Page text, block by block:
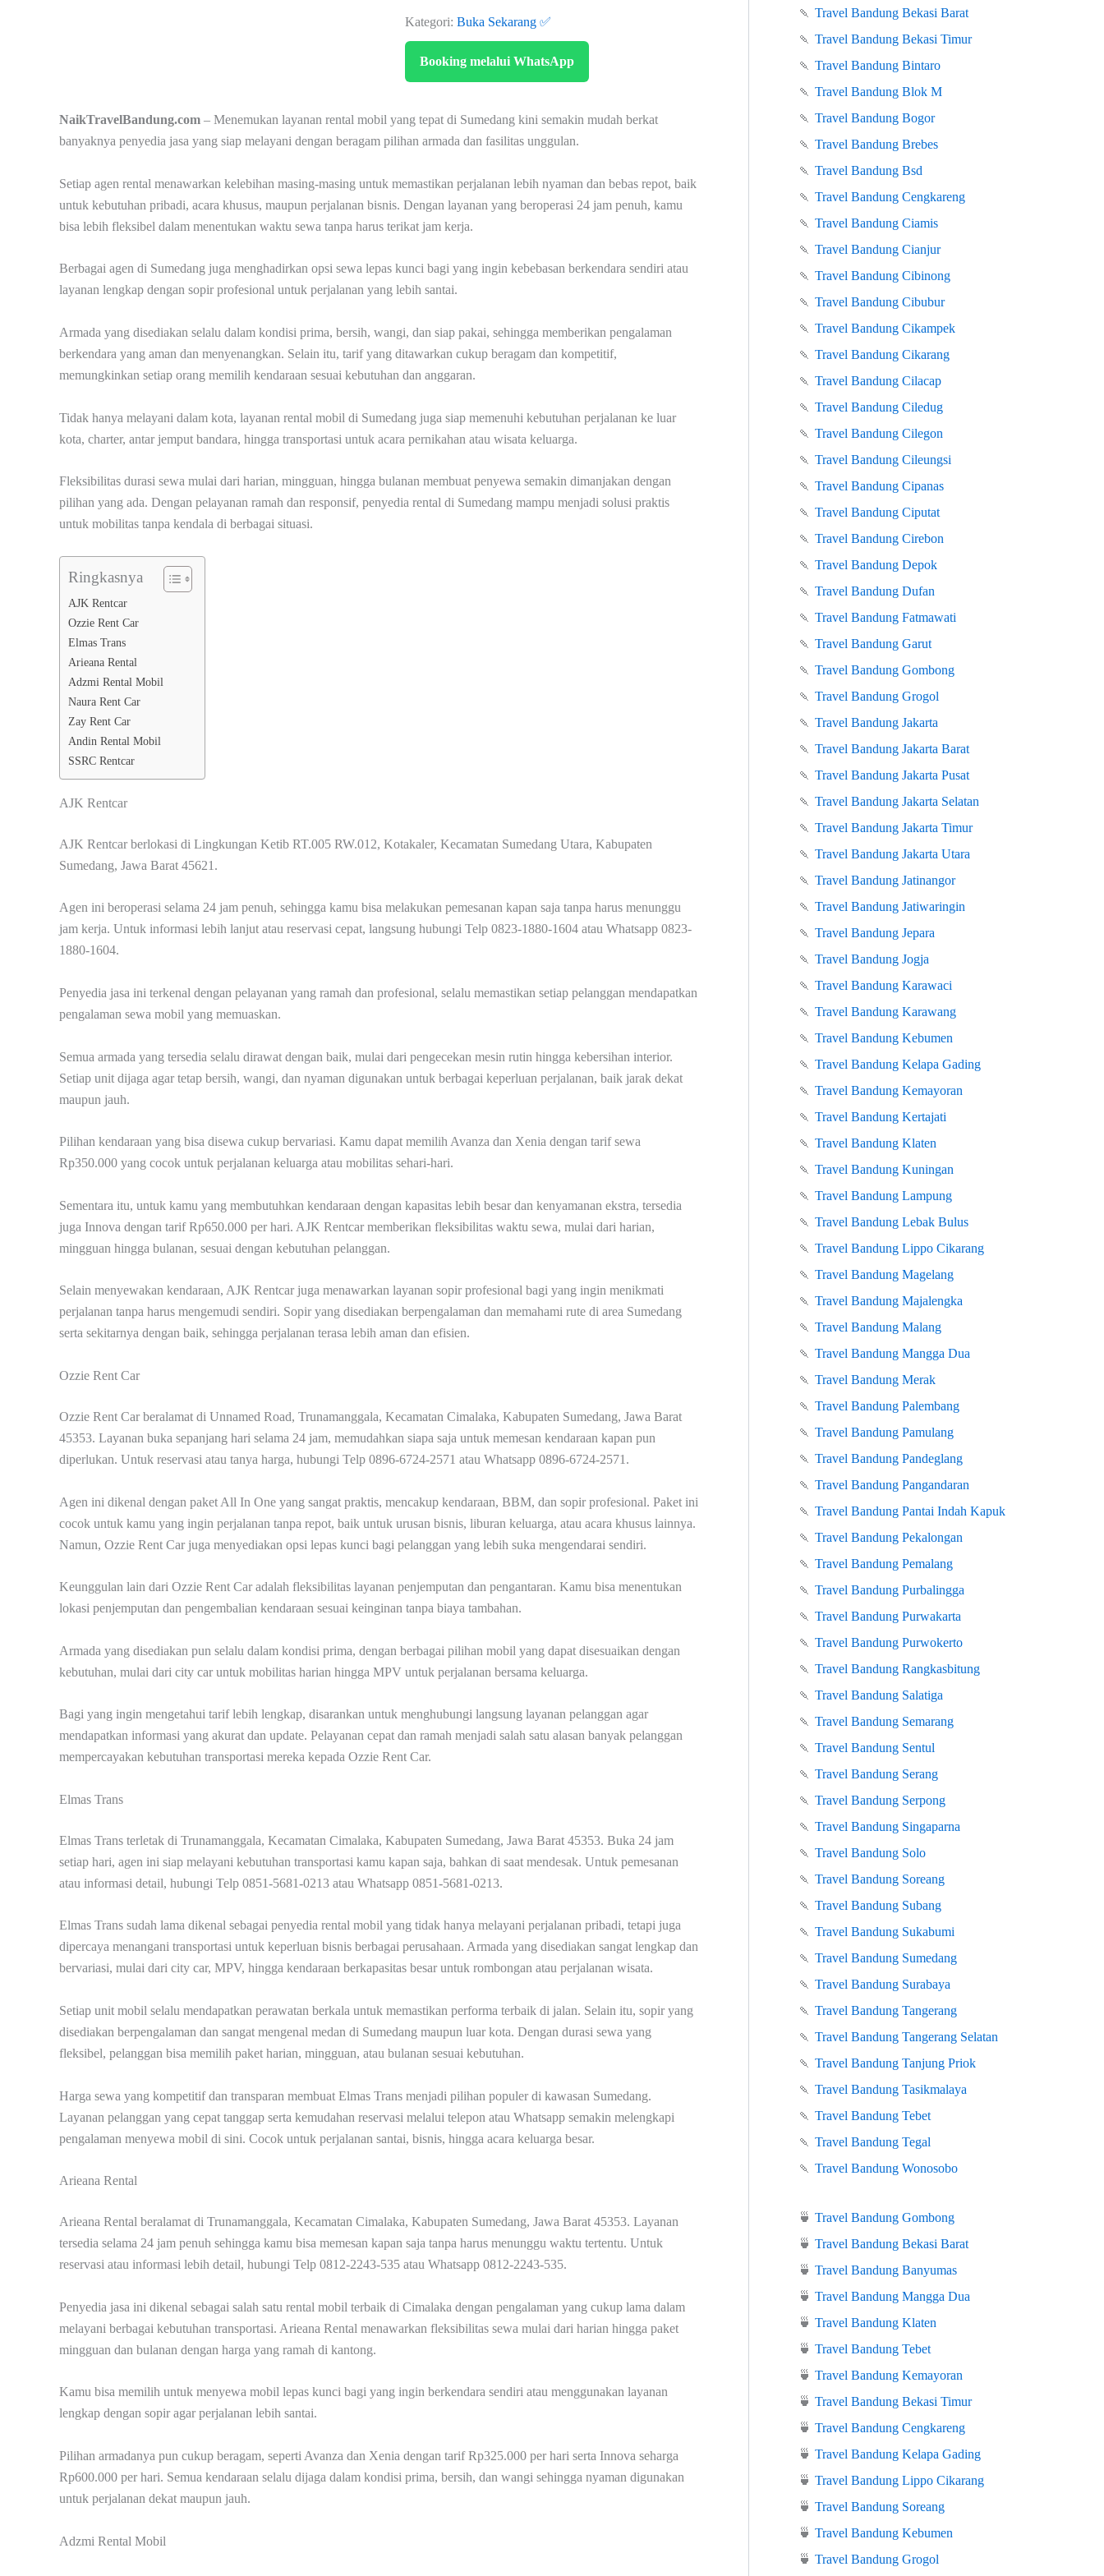
Kategori: Buka Sekarang ✅
Booking melalui WhatsApp
NaikTravelBandung.com – Menemukan layanan rental mobil yang tepat di Sumedang kini semakin mudah berkat
banyaknya penyedia jasa yang siap melayani dengan beragam pilihan armada dan fasilitas unggulan.
Setiap agen rental menawarkan kelebihan masing-masing untuk memastikan perjalanan lebih nyaman dan bebas repot, baik
untuk kebutuhan pribadi, acara khusus, maupun perjalanan bisnis. Dengan layanan yang beroperasi 24 jam penuh, kamu
bisa lebih fleksibel dalam menentukan waktu sewa tanpa harus terikat jam kerja.
Berbagai agen di Sumedang juga menghadirkan opsi sewa lepas kunci bagi yang ingin kebebasan berkendara sendiri atau
layanan lengkap dengan sopir profesional untuk perjalanan yang lebih santai.
Armada yang disediakan selalu dalam kondisi prima, bersih, wangi, dan siap pakai, sehingga memberikan pengalaman
berkendara yang aman dan menyenangkan. Selain itu, tarif yang ditawarkan cukup beragam dan kompetitif,
memungkinkan setiap orang memilih kendaraan sesuai kebutuhan dan anggaran.
Tidak hanya melayani dalam kota, layanan rental mobil di Sumedang juga siap memenuhi kebutuhan perjalanan ke luar
kota, charter, antar jemput bandara, hingga transportasi untuk acara pernikahan atau wisata keluarga.
Fleksibilitas durasi sewa mulai dari harian, mingguan, hingga bulanan membuat penyewa semakin dimanjakan dengan
pilihan yang ada. Dengan pelayanan ramah dan responsif, penyedia rental di Sumedang mampu menjadi solusi praktis
untuk mobilitas tanpa kendala di berbagai situasi.
Ringkasnya
AJK Rentcar
Ozzie Rent Car
Elmas Trans
Arieana Rental
Adzmi Rental Mobil
Naura Rent Car
Zay Rent Car
Andin Rental Mobil
SSRC Rentcar
AJK Rentcar
AJK Rentcar berlokasi di Lingkungan Ketib RT.005 RW.012, Kotakaler, Kecamatan Sumedang Utara, Kabupaten
Sumedang, Jawa Barat 45621.
Agen ini beroperasi selama 24 jam penuh, sehingga kamu bisa melakukan pemesanan kapan saja tanpa harus menunggu
jam kerja. Untuk informasi lebih lanjut atau reservasi cepat, langsung hubungi Telp 0823-1880-1604 atau Whatsapp 0823-
1880-1604.
Penyedia jasa ini terkenal dengan pelayanan yang ramah dan profesional, selalu memastikan setiap pelanggan mendapatkan
pengalaman sewa mobil yang memuaskan.
Semua armada yang tersedia selalu dirawat dengan baik, mulai dari pengecekan mesin rutin hingga kebersihan interior.
Setiap unit dijaga agar tetap bersih, wangi, dan nyaman digunakan untuk berbagai keperluan perjalanan, baik jarak dekat
maupun jauh.
Pilihan kendaraan yang bisa disewa cukup bervariasi. Kamu dapat memilih Avanza dan Xenia dengan tarif sewa
Rp350.000 yang cocok untuk perjalanan keluarga atau mobilitas sehari-hari.
Sementara itu, untuk kamu yang membutuhkan kendaraan dengan kapasitas lebih besar dan kenyamanan ekstra, tersedia
juga Innova dengan tarif Rp650.000 per hari. AJK Rentcar memberikan fleksibilitas waktu sewa, mulai dari harian,
mingguan hingga bulanan, sesuai dengan kebutuhan pelanggan.
Selain menyewakan kendaraan, AJK Rentcar juga menawarkan layanan sopir profesional bagi yang ingin menikmati
perjalanan tanpa harus mengemudi sendiri. Sopir yang disediakan berpengalaman dan memahami rute di area Sumedang
serta sekitarnya dengan baik, sehingga perjalanan terasa lebih aman dan efisien.
Ozzie Rent Car
Ozzie Rent Car beralamat di Unnamed Road, Trunamanggala, Kecamatan Cimalaka, Kabupaten Sumedang, Jawa Barat
45353. Layanan buka sepanjang hari selama 24 jam, memudahkan siapa saja untuk memesan kendaraan kapan pun
diperlukan. Untuk reservasi atau tanya harga, hubungi Telp 0896-6724-2571 atau Whatsapp 0896-6724-2571.
Agen ini dikenal dengan paket All In One yang sangat praktis, mencakup kendaraan, BBM, dan sopir profesional. Paket ini
cocok untuk kamu yang ingin perjalanan tanpa repot, baik untuk urusan bisnis, liburan keluarga, atau acara khusus lainnya.
Namun, Ozzie Rent Car juga menyediakan opsi lepas kunci bagi pelanggan yang lebih suka mengendarai sendiri.
Keunggulan lain dari Ozzie Rent Car adalah fleksibilitas layanan penjemputan dan pengantaran. Kamu bisa menentukan
lokasi penjemputan dan pengembalian kendaraan sesuai keinginan tanpa biaya tambahan.
Armada yang disediakan pun selalu dalam kondisi prima, dengan berbagai pilihan mobil yang dapat disesuaikan dengan
kebutuhan, mulai dari city car untuk mobilitas harian hingga MPV untuk perjalanan bersama keluarga.
Bagi yang ingin mengetahui tarif lebih lengkap, disarankan untuk menghubungi langsung layanan pelanggan agar
mendapatkan informasi yang akurat dan update. Pelayanan cepat dan ramah menjadi salah satu alasan banyak pelanggan
mempercayakan kebutuhan transportasi mereka kepada Ozzie Rent Car.
Elmas Trans
Elmas Trans terletak di Trunamanggala, Kecamatan Cimalaka, Kabupaten Sumedang, Jawa Barat 45353. Buka 24 jam
setiap hari, agen ini siap melayani kebutuhan transportasi kamu kapan saja, bahkan di saat mendesak. Untuk pemesanan
atau informasi detail, hubungi Telp 0851-5681-0213 atau Whatsapp 0851-5681-0213.
Elmas Trans sudah lama dikenal sebagai penyedia rental mobil yang tidak hanya melayani perjalanan pribadi, tetapi juga
dipercaya menangani transportasi untuk keperluan bisnis berbagai perusahaan. Armada yang disediakan sangat lengkap dan
bervariasi, mulai dari city car, MPV, hingga kendaraan berkapasitas besar untuk rombongan atau perjalanan wisata.
Setiap unit mobil selalu mendapatkan perawatan berkala untuk memastikan performa terbaik di jalan. Selain itu, sopir yang
disediakan berpengalaman dan sangat mengenal medan di Sumedang maupun luar kota. Dengan durasi sewa yang
fleksibel, pelanggan bisa memilih paket harian, mingguan, atau bulanan sesuai kebutuhan.
Harga sewa yang kompetitif dan transparan membuat Elmas Trans menjadi pilihan populer di kawasan Sumedang.
Layanan pelanggan yang cepat tanggap serta kemudahan reservasi melalui telepon atau Whatsapp semakin melengkapi
pengalaman menyewa mobil di sini. Cocok untuk perjalanan santai, bisnis, hingga acara keluarga besar.
Arieana Rental
Arieana Rental beralamat di Trunamanggala, Kecamatan Cimalaka, Kabupaten Sumedang, Jawa Barat 45353. Layanan
tersedia selama 24 jam penuh sehingga kamu bisa memesan kapan saja tanpa harus menunggu waktu tertentu. Untuk
reservasi atau informasi lebih detail, hubungi Telp 0812-2243-535 atau Whatsapp 0812-2243-535.
Penyedia jasa ini dikenal sebagai salah satu rental mobil terbaik di Cimalaka dengan pengalaman yang cukup lama dalam
melayani berbagai kebutuhan transportasi. Arieana Rental menawarkan fleksibilitas sewa mulai dari harian hingga paket
mingguan dan bulanan dengan harga yang ramah di kantong.
Kamu bisa memilih untuk menyewa mobil lepas kunci bagi yang ingin berkendara sendiri atau menggunakan layanan
lengkap dengan sopir agar perjalanan lebih santai.
Pilihan armadanya pun cukup beragam, seperti Avanza dan Xenia dengan tarif Rp325.000 per hari serta Innova seharga
Rp600.000 per hari. Semua kendaraan selalu dijaga dalam kondisi prima, bersih, dan wangi sehingga nyaman digunakan
untuk perjalanan dekat maupun jauh.
Adzmi Rental Mobil
🍡 Travel Bandung Bekasi Barat
🍡 Travel Bandung Bekasi Timur
🍡 Travel Bandung Bintaro
🍡 Travel Bandung Blok M
🍡 Travel Bandung Bogor
🍡 Travel Bandung Brebes
🍡 Travel Bandung Bsd
🍡 Travel Bandung Cengkareng
🍡 Travel Bandung Ciamis
🍡 Travel Bandung Cianjur
🍡 Travel Bandung Cibinong
🍡 Travel Bandung Cibubur
🍡 Travel Bandung Cikampek
🍡 Travel Bandung Cikarang
🍡 Travel Bandung Cilacap
🍡 Travel Bandung Ciledug
🍡 Travel Bandung Cilegon
🍡 Travel Bandung Cileungsi
🍡 Travel Bandung Cipanas
🍡 Travel Bandung Ciputat
🍡 Travel Bandung Cirebon
🍡 Travel Bandung Depok
🍡 Travel Bandung Dufan
🍡 Travel Bandung Fatmawati
🍡 Travel Bandung Garut
🍡 Travel Bandung Gombong
🍡 Travel Bandung Grogol
🍡 Travel Bandung Jakarta
🍡 Travel Bandung Jakarta Barat
🍡 Travel Bandung Jakarta Pusat
🍡 Travel Bandung Jakarta Selatan
🍡 Travel Bandung Jakarta Timur
🍡 Travel Bandung Jakarta Utara
🍡 Travel Bandung Jatinangor
🍡 Travel Bandung Jatiwaringin
🍡 Travel Bandung Jepara
🍡 Travel Bandung Jogja
🍡 Travel Bandung Karawaci
🍡 Travel Bandung Karawang
🍡 Travel Bandung Kebumen
🍡 Travel Bandung Kelapa Gading
🍡 Travel Bandung Kemayoran
🍡 Travel Bandung Kertajati
🍡 Travel Bandung Klaten
🍡 Travel Bandung Kuningan
🍡 Travel Bandung Lampung
🍡 Travel Bandung Lebak Bulus
🍡 Travel Bandung Lippo Cikarang
🍡 Travel Bandung Magelang
🍡 Travel Bandung Majalengka
🍡 Travel Bandung Malang
🍡 Travel Bandung Mangga Dua
🍡 Travel Bandung Merak
🍡 Travel Bandung Palembang
🍡 Travel Bandung Pamulang
🍡 Travel Bandung Pandeglang
🍡 Travel Bandung Pangandaran
🍡 Travel Bandung Pantai Indah Kapuk
🍡 Travel Bandung Pekalongan
🍡 Travel Bandung Pemalang
🍡 Travel Bandung Purbalingga
🍡 Travel Bandung Purwakarta
🍡 Travel Bandung Purwokerto
🍡 Travel Bandung Rangkasbitung
🍡 Travel Bandung Salatiga
🍡 Travel Bandung Semarang
🍡 Travel Bandung Sentul
🍡 Travel Bandung Serang
🍡 Travel Bandung Serpong
🍡 Travel Bandung Singaparna
🍡 Travel Bandung Solo
🍡 Travel Bandung Soreang
🍡 Travel Bandung Subang
🍡 Travel Bandung Sukabumi
🍡 Travel Bandung Sumedang
🍡 Travel Bandung Surabaya
🍡 Travel Bandung Tangerang
🍡 Travel Bandung Tangerang Selatan
🍡 Travel Bandung Tanjung Priok
🍡 Travel Bandung Tasikmalaya
🍡 Travel Bandung Tebet
🍡 Travel Bandung Tegal
🍡 Travel Bandung Wonosobo
🍵 Travel Bandung Gombong
🍵 Travel Bandung Bekasi Barat
🍵 Travel Bandung Banyumas
🍵 Travel Bandung Mangga Dua
🍵 Travel Bandung Klaten
🍵 Travel Bandung Tebet
🍵 Travel Bandung Kemayoran
🍵 Travel Bandung Bekasi Timur
🍵 Travel Bandung Cengkareng
🍵 Travel Bandung Kelapa Gading
🍵 Travel Bandung Lippo Cikarang
🍵 Travel Bandung Soreang
🍵 Travel Bandung Kebumen
🍵 Travel Bandung Grogol